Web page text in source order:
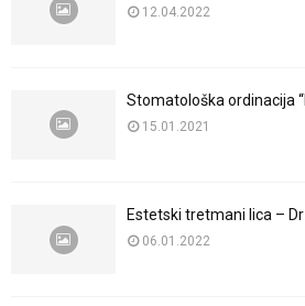
12.04.2022
Stomatološka ordinacija
15.01.2021
Estetski tretmani lica –
06.01.2022